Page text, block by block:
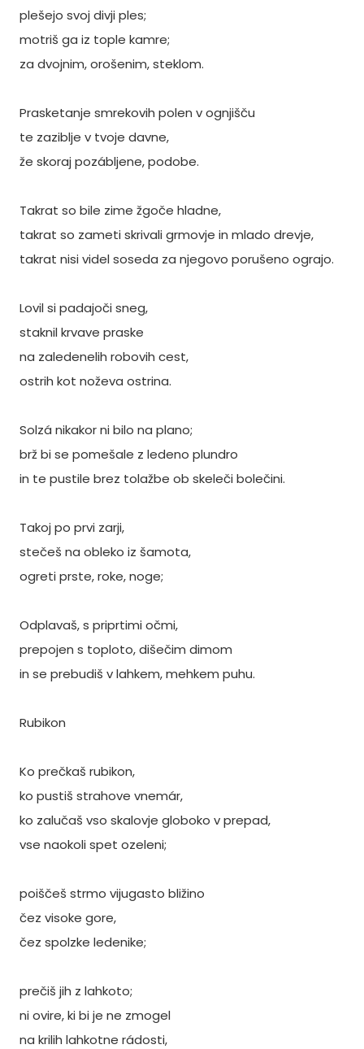
plešejo svoj divji ples;
motriš ga iz tople kamre;
za dvojnim, orošenim, steklom.
Prasketanje smrekovih polen v ognjišču
te zaziblje v tvoje davne,
že skoraj pozábljene, podobe.
Takrat so bile zime žgoče hladne,
takrat so zameti skrivali grmovje in mlado drevje,
takrat nisi videl soseda za njegovo porušeno ograjo.
Lovil si padajoči sneg,
staknil krvave praske
na zaledenelih robovih cest,
ostrih kot noževa ostrina.
Solzá nikakor ni bilo na plano;
brž bi se pomešale z ledeno plundro
in te pustile brez tolažbe ob skeleči bolečini.
Takoj po prvi zarji,
stečeš na obleko iz šamota,
ogreti prste, roke, noge;
Odplavaš, s priprtimi očmi,
prepojen s toploto, dišečim dimom
in se prebudiš v lahkem, mehkem puhu.
Rubikon
Ko prečkaš rubikon,
ko pustiš strahove vnemár,
ko zalučaš vso skalovje globoko v prepad,
vse naokoli spet ozeleni;
poiščeš strmo vijugasto bližino
čez visoke gore,
čez spolzke ledenike;
prečiš jih z lahkoto;
ni ovire, ki bi je ne zmogel
na krilih lahkotne rádosti,